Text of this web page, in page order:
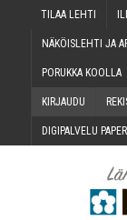
TILAA LEH­TI
NÄKÖIS­LEH­TI JA
PORUK­KA KOOLLA
KIR­JAU­DU
DIGI­PAL­VE­LU